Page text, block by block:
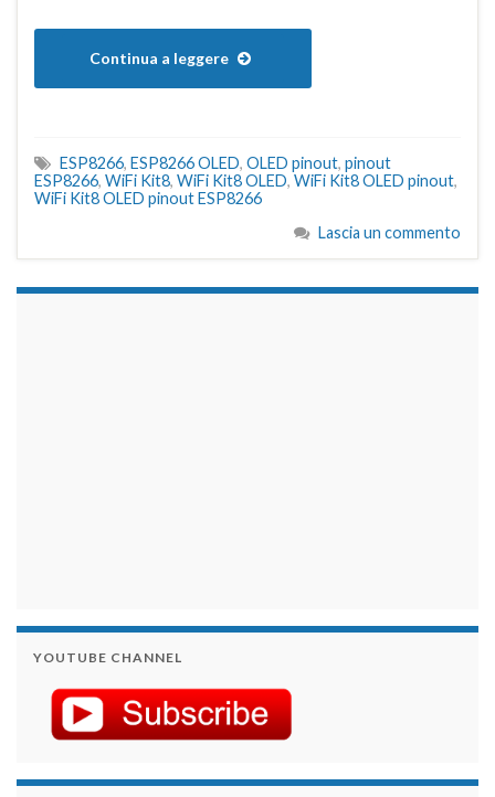
Continua a leggere
ESP8266, ESP8266 OLED, OLED pinout, pinout
ESP8266, WiFi Kit8, WiFi Kit8 OLED, WiFi Kit8 OLED pinout,
WiFi Kit8 OLED pinout ESP8266
Lascia un commento
YOUTUBE CHANNEL